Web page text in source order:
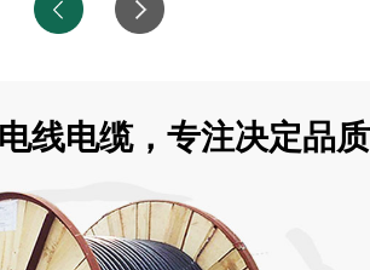
线电缆，专注决定品质